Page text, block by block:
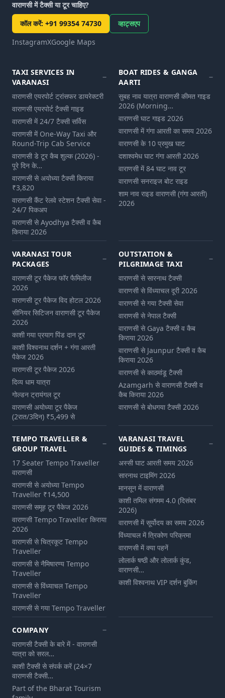
वाराणसी में टैक्सी या टूर चाहिए?
कॉल करें: +91 99354 74730
व्हाट्सएप
InstagramXGoogle Maps
TAXI SERVICES IN
VARANASI
वाराणसी एयरपोर्ट ट्रांसफर डायरेक्टरी
वाराणसी एयरपोर्ट टैक्सी गाइड
वाराणसी में 24/7 टैक्सी सर्विस
वाराणसी में One-Way Taxi और
Round-Trip Cab Service
वाराणसी डे टूर कैब शुल्‍क (2026) -
पूरे दिन के…
वाराणसी से अयोध्या टैक्सी किराया
₹3,820
वाराणसी कैंट रेलवे स्टेशन टैक्सी सेवा -
24/7 पिकअप
वाराणसी से Ayodhya टैक्सी व कैब
किराया 2026
BOAT RIDES & GANGA
AARTI
सुबह नाव यात्रा वाराणसी कीमत गाइड
2026 (Morning…
वाराणसी घाट गाइड 2026
वाराणसी में गंगा आरती का समय 2026
वाराणसी के 10 प्रमुख घाट
दशाश्वमेध घाट गंगा आरती 2026
वाराणसी में 84 घाट नाव टूर
वाराणसी सनराइज बोट राइड
शाम नाव राइड वाराणसी (गंगा आरती)
2026
VARANASI TOUR
PACKAGES
वाराणसी टूर पैकेज फॉर फैमिलीज
2026
वाराणसी टूर पैकेज विद होटल 2026
सीनियर सिटिजन वाराणसी टूर पैकेज
2026
काशी गया प्रयाग पिंड दान टूर
काशी विश्वनाथ दर्शन + गंगा आरती
पैकेज 2026
वाराणसी टूर पैकेज 2026
दिव्य धाम यात्रा
गोल्डन ट्रायंगल टूर
वाराणसी अयोध्या टूर पैकेज
(2रात/3दिन) ₹5,499 से
OUTSTATION &
PILGRIMAGE TAXI
वाराणसी से सारनाथ टैक्सी
वाराणसी से विंध्याचल दूरी 2026
वाराणसी से गया टैक्सी सेवा
वाराणसी से नेपाल टैक्सी
वाराणसी से Gaya टैक्सी व कैब
किराया 2026
वाराणसी से Jaunpur टैक्सी व कैब
किराया 2026
वाराणसी से काठमांडू टैक्सी
Azamgarh से वाराणसी टैक्सी व
कैब किराया 2026
वाराणसी से बोधगया टैक्सी 2026
TEMPO TRAVELLER &
GROUP TRAVEL
17 Seater Tempo Traveller
वाराणसी
वाराणसी से अयोध्या Tempo
Traveller ₹14,500
वाराणसी समूह टूर पैकेज 2026
वाराणसी Tempo Traveller किराया
2026
वाराणसी से चित्रकूट Tempo
Traveller
वाराणसी से नैमिषारण्य Tempo
Traveller
वाराणसी से विंध्याचल Tempo
Traveller
वाराणसी से गया Tempo Traveller
VARANASI TRAVEL
GUIDES & TIMINGS
अस्सी घाट आरती समय 2026
सारनाथ टाइमिंग 2026
मानसून में वाराणसी
काशी तमिल संगमम 4.0 (दिसंबर
2026)
वाराणसी में सूर्योदय का समय 2026
विंध्याचल में त्रिकोण परिक्रमा
वाराणसी में क्या पहनें
लोलार्क षष्ठी और लोलार्क कुंड,
वाराणसी…
काशी विश्वनाथ VIP दर्शन बुकिंग
COMPANY
वाराणसी टैक्सी के बारे में - वाराणसी
यात्रा को सरल…
काशी टैक्सी से संपर्क करें (24×7
वाराणसी टैक्सी…
Part of the Bharat Tourism